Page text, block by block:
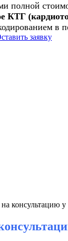
полной
КТГ
в
заявку